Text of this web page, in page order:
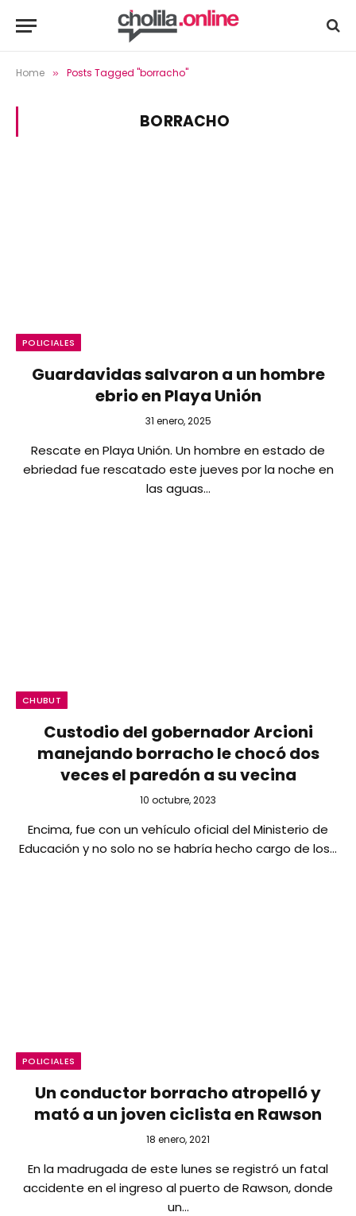
Home » Posts Tagged "borracho"
BORRACHO
POLICIALES
Guardavidas salvaron a un hombre
ebrio en Playa Unión
31 enero, 2025
Rescate en Playa Unión. Un hombre en estado de
ebriedad fue rescatado este jueves por la noche en
las aguas…
CHUBUT
Custodio del gobernador Arcioni
manejando borracho le chocó dos
veces el paredón a su vecina
10 octubre, 2023
Encima, fue con un vehículo oficial del Ministerio de
Educación y no solo no se habría hecho cargo de los…
POLICIALES
Un conductor borracho atropelló y
mató a un joven ciclista en Rawson
18 enero, 2021
En la madrugada de este lunes se registró un fatal
accidente en el ingreso al puerto de Rawson, donde
un…